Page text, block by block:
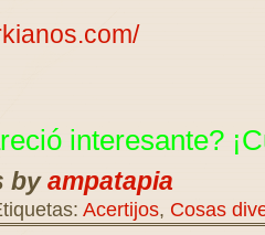
interesante?
byampatapia
Acertijos, Cosas